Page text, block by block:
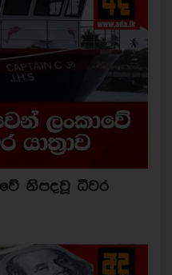
නිපදවූ ධීවර